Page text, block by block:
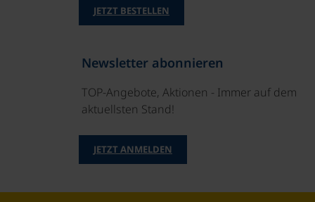
JETZT BESTELLEN
Newsletter abonnieren
TOP-Angebote, Aktionen - Immer auf dem
aktuellsten Stand!
JETZT ANMELDEN